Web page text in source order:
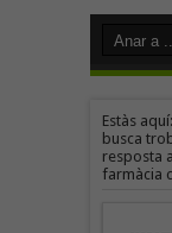
Estàs aquí:
busca
resposta
farmàcia